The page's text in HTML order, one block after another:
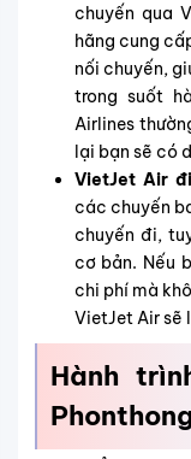
chuyến qua
hãng cung
nối chuyến,
trong suốt
Airlines
lại bạn sẽ có
VietJet Air
các chuyến
chuyến đi,
cơ bản. Nếu
chi phí mà
VietJet Air sẽ
Hành